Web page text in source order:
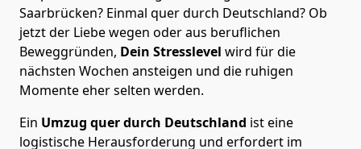
Saarbrücken? Einmal quer durch Deutschland? Ob
jetzt der Liebe wegen oder aus beruflichen
Beweggründen, Dein Stresslevel wird für die
nächsten Wochen ansteigen und die ruhigen
Momente eher selten werden.
Ein Umzug quer durch Deutschland ist eine
logistische Herausforderung und erfordert im